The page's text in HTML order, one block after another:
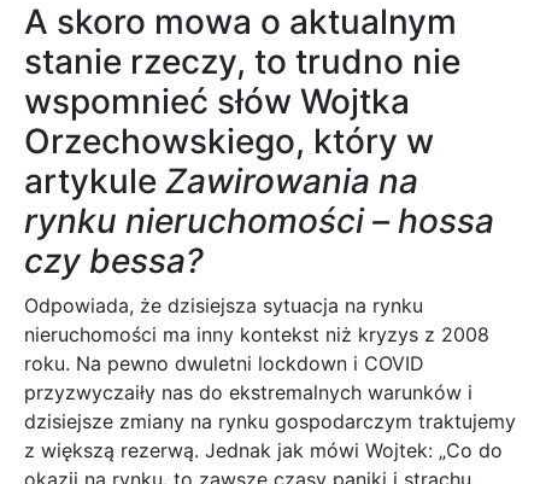
A skoro mowa o aktualnym
stanie rzeczy, to trudno nie
wspomnieć słów Wojtka
Orzechowskiego, który w
artykule Zawirowania na
rynku nieruchomości – hossa
czy bessa?
Odpowiada, że dzisiejsza sytuacja na rynku
nieruchomości ma inny kontekst niż kryzys z 2008
roku. Na pewno dwuletni lockdown i COVID
przyzwyczaiły nas do ekstremalnych warunków i
dzisiejsze zmiany na rynku gospodarczym traktujemy
z większą rezerwą. Jednak jak mówi Wojtek: „Co do